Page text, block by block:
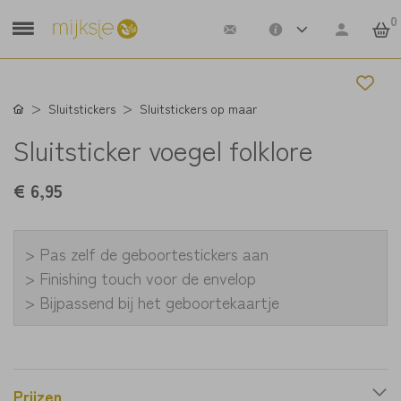
0
Sluitstickers Sluitstickers op maar
Sluitsticker voegel folklore
€ 6,95
> Pas zelf de geboortestickers aan
> Finishing touch voor de envelop
> Bijpassend bij het geboortekaartje
Prijzen